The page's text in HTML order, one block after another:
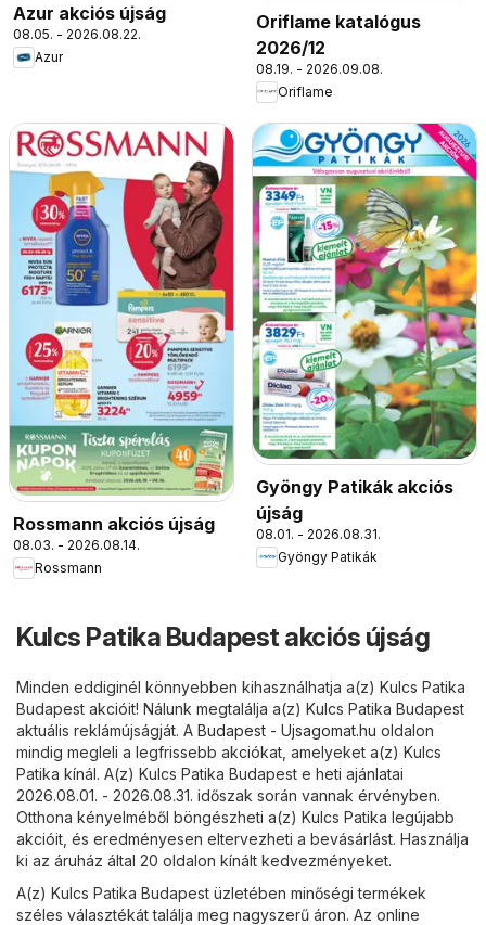
Azur akciós újság
08.05. - 2026.08.22.
Azur
Oriflame katalógus
2026/12
08.19. - 2026.09.08.
Oriflame
Rossmann akciós újság
08.03. - 2026.08.14.
Rossmann
Gyöngy Patikák akciós
újság
08.01. - 2026.08.31.
Gyöngy Patikák
Kulcs Patika Budapest akciós újság
Minden eddiginél könnyebben kihasználhatja a(z) Kulcs Patika
Budapest akcióit! Nálunk megtalálja a(z) Kulcs Patika Budapest
aktuális reklámújságját. A Budapest - Ujsagomat.hu oldalon
mindig megleli a legfrissebb akciókat, amelyeket a(z) Kulcs
Patika kínál. A(z) Kulcs Patika Budapest e heti ajánlatai
2026.08.01. - 2026.08.31. időszak során vannak érvényben.
Otthona kényelméből böngészheti a(z) Kulcs Patika legújabb
akcióit, és eredményesen eltervezheti a bevásárlást. Használja
ki az áruház által 20 oldalon kínált kedvezményeket.
A(z) Kulcs Patika Budapest üzletében minőségi termékek
széles választékát találja meg nagyszerű áron. Az online